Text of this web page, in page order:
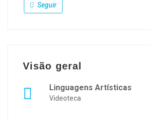
Seguir
Visão geral
Linguagens Artísticas
Videoteca